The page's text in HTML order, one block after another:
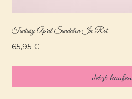
Fantasy April Sandalen In Rot
65,95 €
Jetzt kaufen